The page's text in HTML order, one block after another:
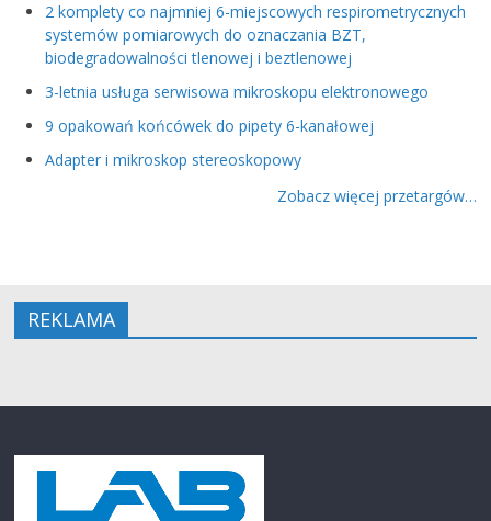
2 komplety co najmniej 6-miejscowych respirometrycznych
systemów pomiarowych do oznaczania BZT,
biodegradowalności tlenowej i beztlenowej
3-letnia usługa serwisowa mikroskopu elektronowego
9 opakowań końcówek do pipety 6-kanałowej
Adapter i mikroskop stereoskopowy
Zobacz więcej przetargów…
REKLAMA